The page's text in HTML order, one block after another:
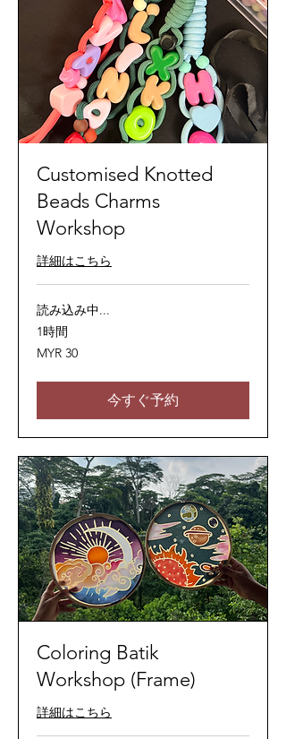
Customised Knotted
Beads Charms
Workshop
詳細はこちら
読み込み中...
1時間
30
マ
ー
リ
ッ
ト
MYR 30
今すぐ予約
Coloring Batik
Workshop (Frame)
詳細はこちら